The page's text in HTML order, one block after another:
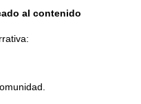
al contenido